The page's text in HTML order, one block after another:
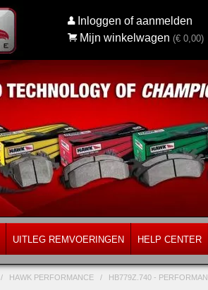
Inloggen of aanmelden
Mijn winkelwagen (€0,00)
UITLEG REMVOERINGEN HELP CENTER
/ HAWK PERFORMANCE / HB779Z.740 -